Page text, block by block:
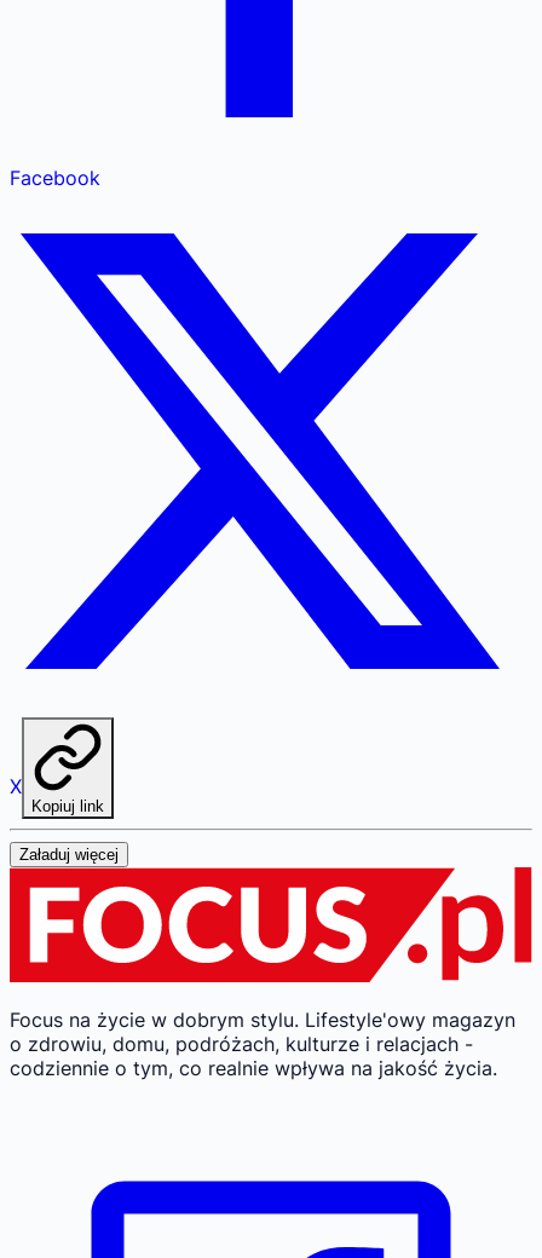
Facebook
X
Kopiuj link
Załaduj więcej
Focus na życie w dobrym stylu. Lifestyle'owy magazyn
o zdrowiu, domu, podróżach, kulturze i relacjach -
codziennie o tym, co realnie wpływa na jakość życia.